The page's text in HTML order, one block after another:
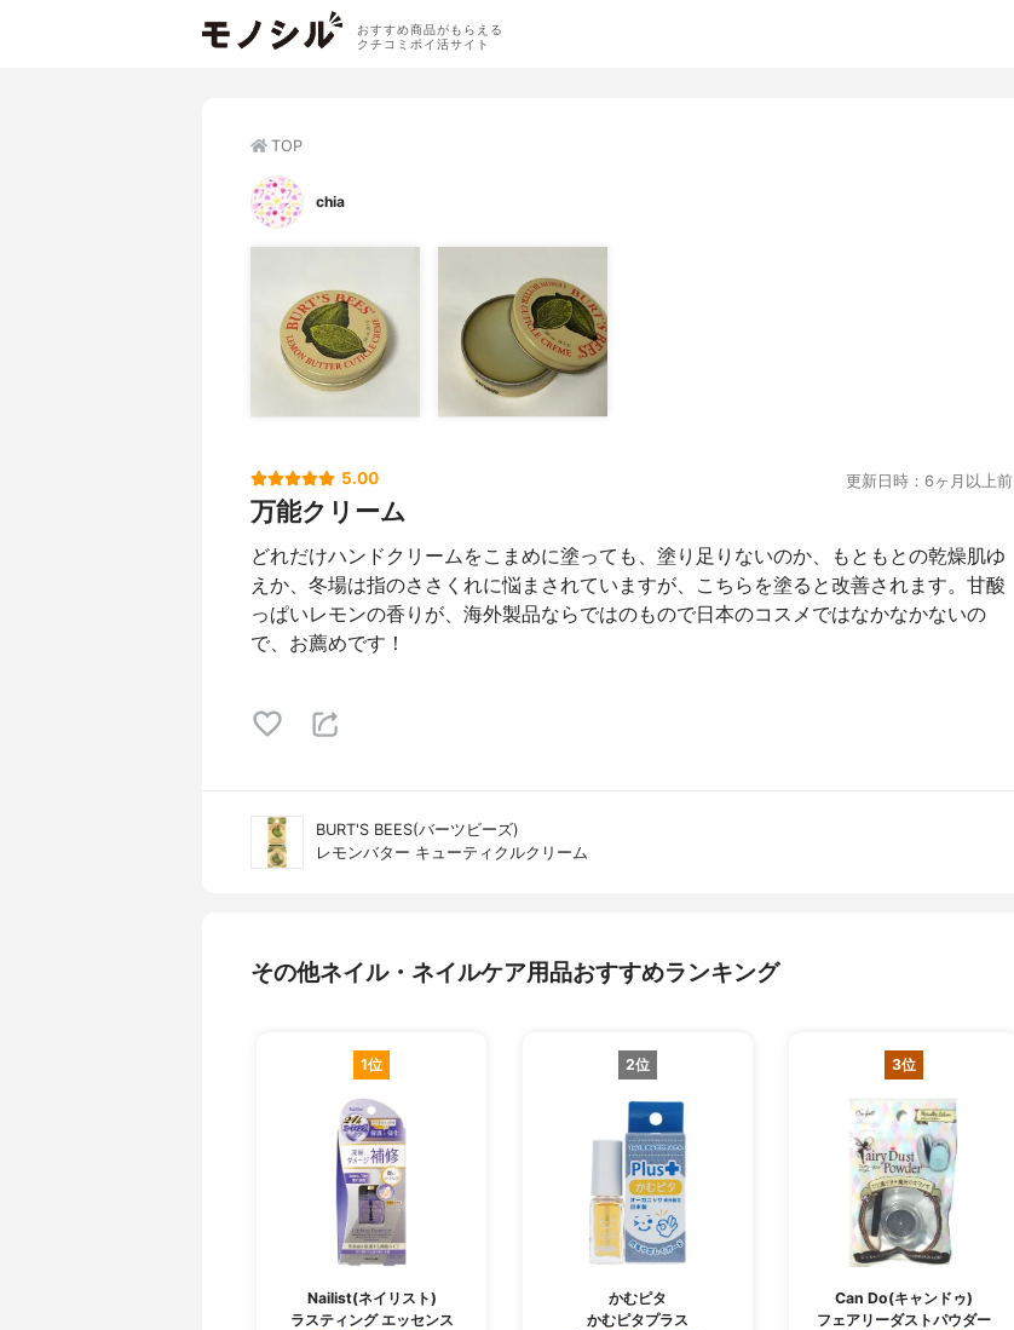
おすすめ商品がもらえる
クチコミポイ活サイト
TOP
chia
5.00 更新日時：6ヶ月以上前
万能クリーム
どれだけハンドクリームをこまめに塗っても、塗り足りないのか、もともとの乾燥肌ゆ
えか、冬場は指のささくれに悩まされていますが、こちらを塗ると改善されます。甘酸
っぱいレモンの香りが、海外製品ならではのもので日本のコスメではなかなかないの
で、お薦めです！
BURT'S BEES(バーツビーズ)
レモンバター キューティクルクリーム
その他ネイル・ネイルケア用品おすすめランキング
1位
Nailist(ネイリスト)
ラスティング エッセンス
2位
かむピタ
かむピタプラス
3位
Can Do(キャンドゥ)
フェアリーダストパウダー